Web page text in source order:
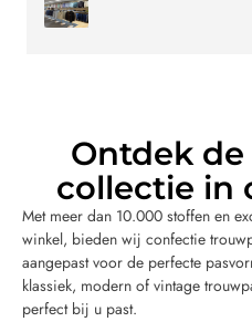
Ontdek
collectie in
Met meer dan 10.000 stoffen en
winkel, bieden wij confectie
aangepast voor de perfecte
klassiek, modern of vintage
perfect bij u past.